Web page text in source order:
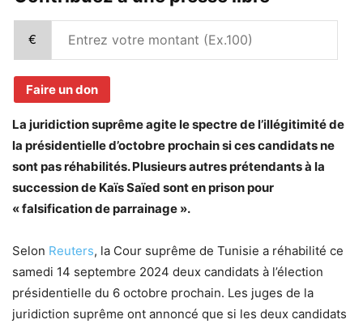
€
Faire un don
La juridiction suprême agite le spectre de l’illégitimité de
la présidentielle d’octobre prochain si ces candidats ne
sont pas réhabilités. Plusieurs autres prétendants à la
succession de Kaïs Saïed sont en prison pour
« falsification de parrainage ».
Selon Reuters, la Cour suprême de Tunisie a réhabilité ce
samedi 14 septembre 2024 deux candidats à l’élection
présidentielle du 6 octobre prochain. Les juges de la
juridiction suprême ont annoncé que si les deux candidats